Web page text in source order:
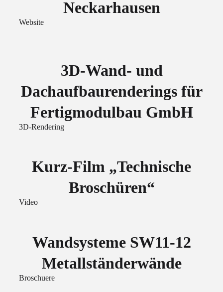
Neckarhausen
Website
3D-Wand- und
Dachaufbaurenderings für
Fertigmodulbau GmbH
3D-Rendering
Kurz-Film „Technische
Broschüren“
Video
Wandsysteme SW11-12
Metallständerwände
Broschuere